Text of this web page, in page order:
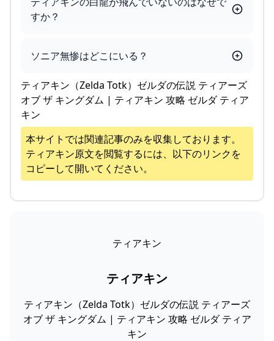
すか？
ソニア無惨はどこにいる？
ティアキン（Zelda Totk）ゼルダの伝説 ティアーズ
オブ ザ キングダム | ティアキン 攻略 ゼルダ ティア
キン
本サイトでは関連記事のみを収集しております。
ティアキン原文を閲覧するには、以下のリンクを
コピーして開いてください。
ティアキン
ティアキン
ティアキン（Zelda Totk）ゼルダの伝説 ティアーズ
オブ ザ キングダム | ティアキン 攻略 ゼルダ ティア
キン